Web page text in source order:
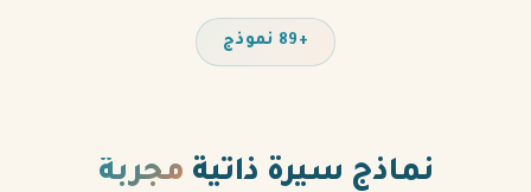
+89 نموذج
نماذج سيرة ذاتية مجربة